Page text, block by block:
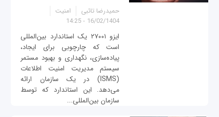
حمیدرضا تائبی
امنیت
16/02/1404 - 14:25
ایزو ۲۷۰۰۱ یک استاندارد بین‌المللی
است که چارچوبی برای ایجاد،
پیاده‌سازی، نگهداری و بهبود مستمر
سیستم مدیریت امنیت اطلاعات
(ISMS) در یک سازمان ارائه
می‌دهد. این استاندارد که توسط
سازمان بین‌المللی...